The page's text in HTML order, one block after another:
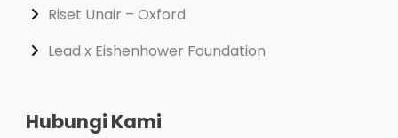
Riset Unair – Oxford
Lead x Eishenhower Foundation
Hubungi Kami